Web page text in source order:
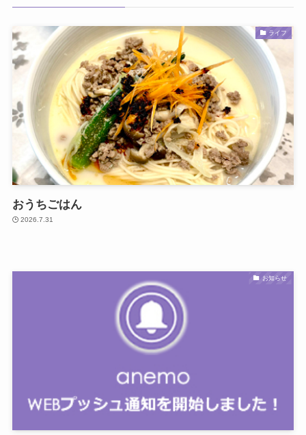
ライフ
おうちごはん
2026.7.31
お知らせ